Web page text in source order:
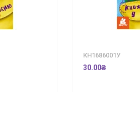
КН1686001У
30.00₴